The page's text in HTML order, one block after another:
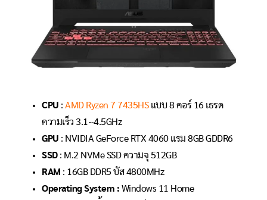
CPU : AMD Ryzen 7 7435HSแบบ 8 คอร์ 16 เธรด
ความเร็ว 3.1~4.5GHz
GPU : NVIDIA GeForce RTX 4060 แรม 8GB GDDR6
SSD : M.2 NVMe SSD ความจุ 512GB
RAM : 16GB DDR5 บัส 4800MHz
Operating System : Windows 11 Home